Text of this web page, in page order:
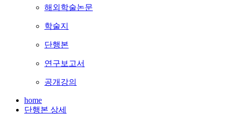
해외학술논문
학술지
단행본
연구보고서
공개강의
home
단행본 상세